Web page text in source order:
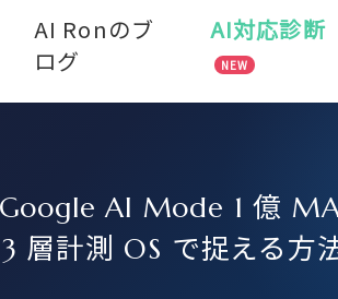
AI Ronのブ
ログ
AI対応診断
NEW
AI Mode 1 億
層計測 OS で捉える方